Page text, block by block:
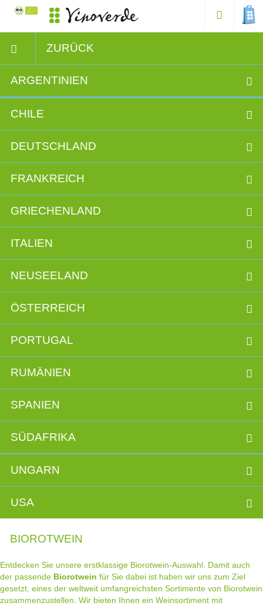
ZURÜCK
ARGENTINIEN
CHILE
DEUTSCHLAND
FRANKREICH
GRIECHENLAND
ITALIEN
NEUSEELAND
ÖSTERREICH
PORTUGAL
RUMÄNIEN
SPANIEN
SÜDAFRIKA
UNGARN
USA
BIOROTWEIN
Entdecken Sie unsere erstklassige Biorotwein-Auswahl. Damit auch
der passende Biorotwein für Sie dabei ist haben wir uns zum Ziel
gesetzt, eines der weltweit umfangreichsten Sortimente von Biorotwein
zusammenzustellen. Wir bieten Ihnen ein Weinsortiment mit